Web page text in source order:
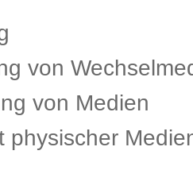
von
von Medien
physischer